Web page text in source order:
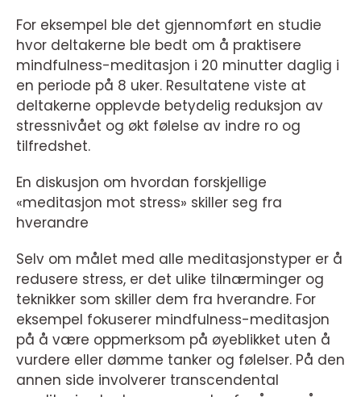
For eksempel ble det gjennomført en studie
hvor deltakerne ble bedt om å praktisere
mindfulness-meditasjon i 20 minutter daglig i
en periode på 8 uker. Resultatene viste at
deltakerne opplevde betydelig reduksjon av
stressnivået og økt følelse av indre ro og
tilfredshet.
En diskusjon om hvordan forskjellige
«meditasjon mot stress» skiller seg fra
hverandre
Selv om målet med alle meditasjonstyper er å
redusere stress, er det ulike tilnærminger og
teknikker som skiller dem fra hverandre. For
eksempel fokuserer mindfulness-meditasjon
på å være oppmerksom på øyeblikket uten å
vurdere eller dømme tanker og følelser. På den
annen side involverer transcendental